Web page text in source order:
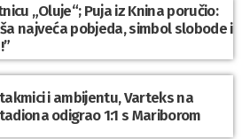
„Oluje“; Puja iz Knina poručio:
najveća pobjeda, simbol slobode i
i ambijentu, Varteks na
odigrao 1:1 s Mariborom